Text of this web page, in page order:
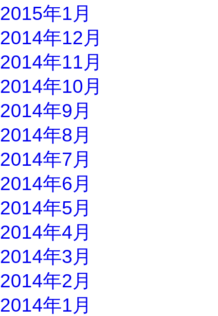
2015年1月
2014年12月
2014年11月
2014年10月
2014年9月
2014年8月
2014年7月
2014年6月
2014年5月
2014年4月
2014年3月
2014年2月
2014年1月